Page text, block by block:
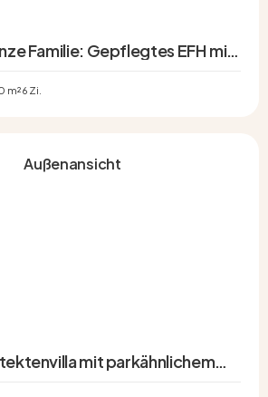
Familie: Gepflegtes EFH mit
m²6 Zi.
mit parkähnlichem